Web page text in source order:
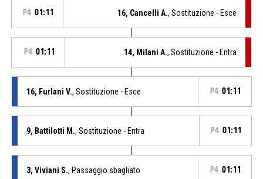
P4 01:11 16, Cancelli A., Sostituzione - Esce
P4 01:11 14, Milani A., Sostituzione - Entra
16, Furlani V., Sostituzione - Esce P4 01:11
9, Battilotti M., Sostituzione - Entra P4 01:11
3, Viviani S., Passaggio sbagliato P4 01:11